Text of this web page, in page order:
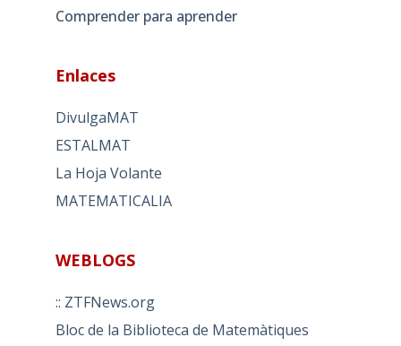
Comprender para aprender
Enlaces
DivulgaMAT
ESTALMAT
La Hoja Volante
MATEMATICALIA
WEBLOGS
:: ZTFNews.org
Bloc de la Biblioteca de Matemàtiques